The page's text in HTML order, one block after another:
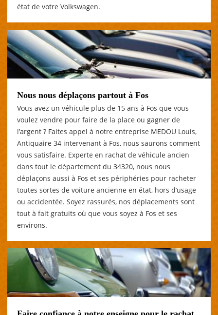
état de votre Volkswagen.
Nous nous déplaçons partout à Fos
Vous avez un véhicule plus de 15 ans à Fos que vous
voulez vendre pour faire de la place ou gagner de
l’argent ? Faites appel à notre entreprise MEDOU Louis,
Antiquaire 34 intervenant à Fos, nous saurons comment
vous satisfaire. Experte en rachat de véhicule ancien
dans tout le département du 34320, nous nous
déplaçons aussi à Fos et ses périphéries pour racheter
toutes sortes de voiture ancienne en état, hors d’usage
ou accidentée. Soyez rassurés, nos déplacements sont
tout à fait gratuits où que vous soyez à Fos et ses
environs.